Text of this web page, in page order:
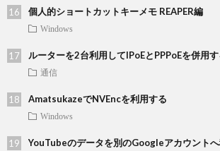
個人的ショートカットキーメモ REAPER編
Windows
ルーターを2台利用してIPoEとPPPoEを併用す
通信
AmatsukazeでNVEncを利用する
Windows
YouTubeのデータを別のGoogleアカウント